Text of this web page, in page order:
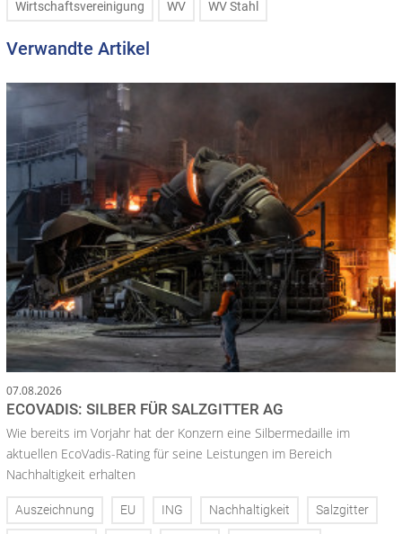
Wirtschaftsvereinigung WV WV Stahl
Verwandte Artikel
07.08.2026
ECOVADIS: SILBER FÜR SALZGITTER AG
Wie bereits im Vorjahr hat der Konzern eine Silbermedaille im
aktuellen EcoVadis-Rating für seine Leistungen im Bereich
Nachhaltigkeit erhalten
Auszeichnung EU ING Nachhaltigkeit Salzgitter